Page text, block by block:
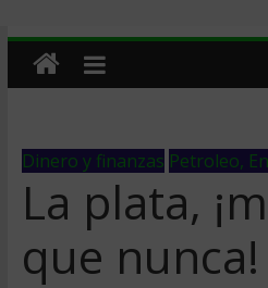
Dinero y finanzas Petroleo,
La plata,
que nunca!